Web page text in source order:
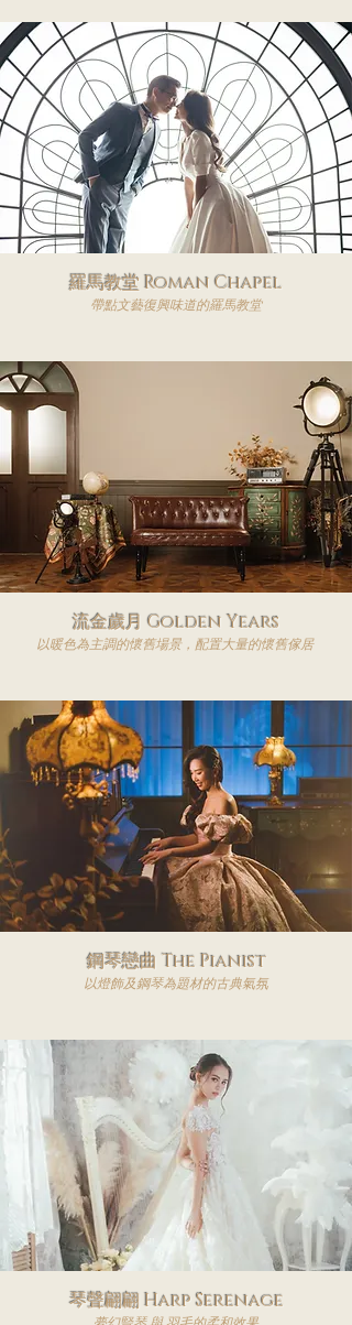
羅馬教堂 Roman Chapel
​帶點文藝復興味道的羅馬教堂
​流金歲月 Golden Years
​以暖色為主調的懷舊場景，配置大量的懷舊傢居
​鋼琴戀曲 The Pianist
​以燈飾及鋼琴為題材的古典氣氛
琴聲翩翩 Harp Serenage